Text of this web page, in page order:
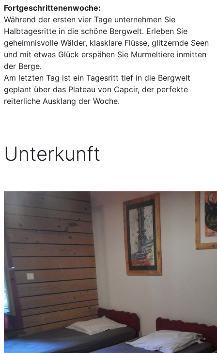
Fortgeschrittenenwoche:
Während der ersten vier Tage unternehmen Sie
Halbtagesritte in die schöne Bergwelt. Erleben Sie
geheimnisvolle Wälder, klasklare Flüsse, glitzernde Seen
und mit etwas Glück erspähen Sie Murmeltiere inmitten
der Berge.
Am letzten Tag ist ein Tagesritt tief in die Bergwelt
geplant über das Plateau von Capcir, der perfekte
reiterliche Ausklang der Woche.
Unterkunft